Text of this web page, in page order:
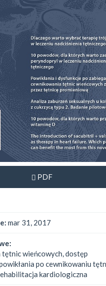
Dostęp przez
PDF
mar 31, 2017
wieńcowych, dostęp
po cewnikowaniu
kardiologiczna